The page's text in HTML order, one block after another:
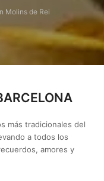
Molins de Rei
más tradicionales del
a todos los
amores y